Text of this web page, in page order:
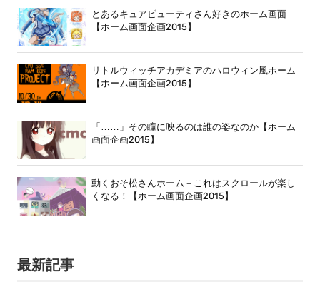
とあるキュアビューティさん好きのホーム画面
【ホーム画面企画2015】
リトルウィッチアカデミアのハロウィン風ホーム
【ホーム画面企画2015】
「……」その瞳に映るのは誰の姿なのか【ホーム
画面企画2015】
動くおそ松さんホーム－これはスクロールが楽し
くなる！【ホーム画面企画2015】
最新記事